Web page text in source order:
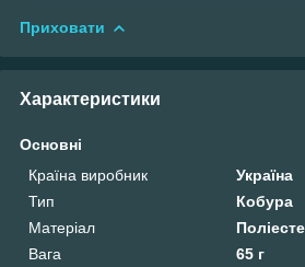
Приховати
Характеристики
Основні
Країна виробник
Україна
Тип
Кобура
Матеріал
Вага
65 г